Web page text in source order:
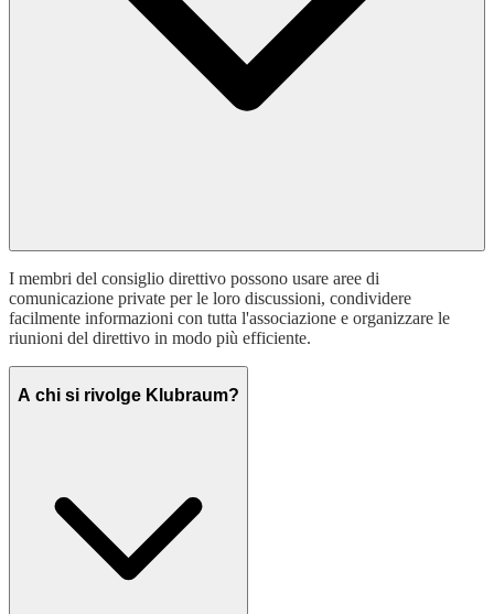
I membri del consiglio direttivo possono usare aree di
comunicazione private per le loro discussioni, condividere
facilmente informazioni con tutta l'associazione e organizzare le
riunioni del direttivo in modo più efficiente.
A chi si rivolge Klubraum?